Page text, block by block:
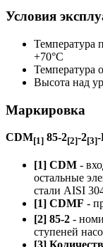
Условия
Температура
+70°C
Температура
Высота над
Маркировка
CDM[1] 85-2[2]-2[3]-
[1] CDM -
остальные
стали AISI
[1] CDMF -
[2] 85-2 -
ступеней
[3]